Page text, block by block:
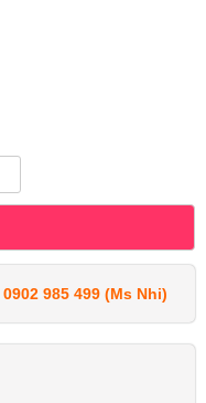
0902 985 499 (Ms Nhi)